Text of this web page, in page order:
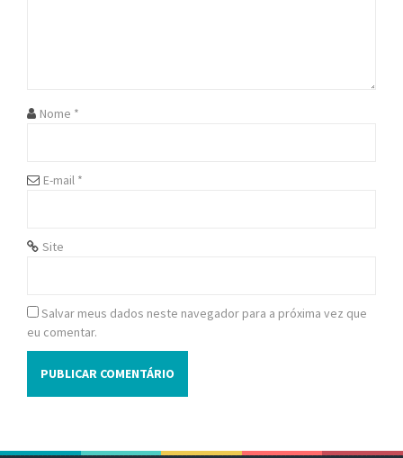
oNome *
E-mail *
Site
Salvar meus dados neste navegador para a próxima vez que
eu comentar.